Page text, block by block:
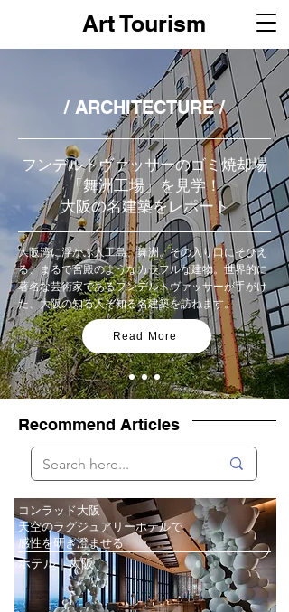
Art Tourism
/ ARCHITECTURE /
フンデルトヴァッサーのゴミ焼却場
「舞洲工場」を見学！
大阪の名建築をレポート
大阪湾に浮かぶ人工島、舞洲。その入り口にそびえ
る、まるで宮殿のようなカラフルな建物。世界的に
著名な芸術家であるフンデルトヴァッサーが手がけ
た、大阪の知る人ぞ知る名建築を訪ねます。
Read More
Recommend Articles
コンラッド大阪
天空のラグジュアリーホテルで
感性を研ぎ澄ませる
ホテル｜大阪